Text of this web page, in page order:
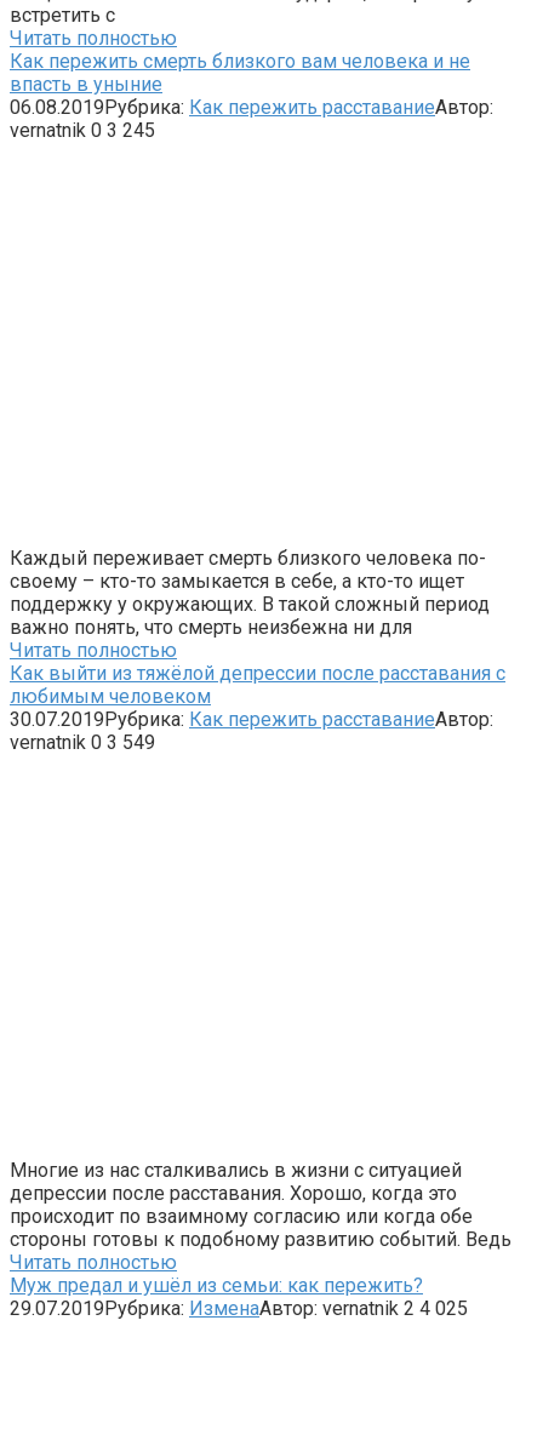
встретить с
Читать полностью
Как пережить смерть близкого вам человека и не
впасть в уныние
06.08.2019Рубрика: Как пережить расставаниеАвтор:
vernatnik 0 3 245
Каждый переживает смерть близкого человека по-
своему – кто-то замыкается в себе, а кто-то ищет
поддержку у окружающих. В такой сложный период
важно понять, что смерть неизбежна ни для
Читать полностью
Как выйти из тяжёлой депрессии после расставания с
любимым человеком
30.07.2019Рубрика: Как пережить расставаниеАвтор:
vernatnik 0 3 549
Многие из нас сталкивались в жизни с ситуацией
депрессии после расставания. Хорошо, когда это
происходит по взаимному согласию или когда обе
стороны готовы к подобному развитию событий. Ведь
Читать полностью
Муж предал и ушёл из семьи: как пережить?
29.07.2019Рубрика: ИзменаАвтор: vernatnik 2 4 025